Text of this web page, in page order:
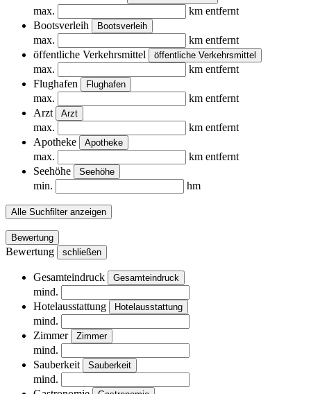
max.
km entfernt
Bootsverleih
Bootsverleih
max.
km entfernt
öffentliche Verkehrsmittel
öffentliche Verkehrsmittel
max.
km entfernt
Flughafen
Flughafen
max.
km entfernt
Arzt
Arzt
max.
km entfernt
Apotheke
Apotheke
max.
km entfernt
Seehöhe
Seehöhe
min. hm
Alle Suchfilter anzeigen
Bewertung
Bewertung schließen
Gesamteindruck Gesamteindruck
mind.
Hotelausstattung
Hotelausstattung
mind.
Zimmer
Zimmer
mind.
Sauberkeit
Sauberkeit
mind.